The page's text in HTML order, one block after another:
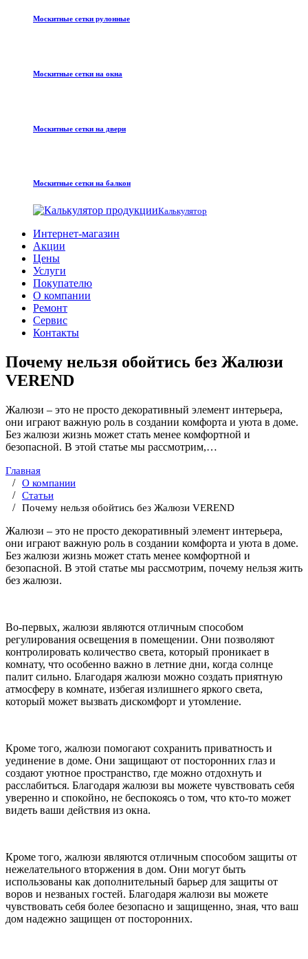
Москитные сетки рулонные
Москитные сетки на окна
Москитные сетки на двери
Москитные сетки на балкон
Калькулятор
Интернет-магазин
Акции
Цены
Услуги
Покупателю
О компании
Ремонт
Сервис
Контакты
Почему нельзя обойтись без Жалюзи
VEREND
Жалюзи – это не просто декоративный элемент интерьера,
они играют важную роль в создании комфорта и уюта в доме.
Без жалюзи жизнь может стать менее комфортной и
безопасной. В этой статье мы рассмотрим,…
Главная
О компании
Статьи
Почему нельзя обойтись без Жалюзи VEREND
Жалюзи – это не просто декоративный элемент интерьера,
они играют важную роль в создании комфорта и уюта в доме.
Без жалюзи жизнь может стать менее комфортной и
безопасной. В этой статье мы рассмотрим, почему нельзя жить
без жалюзи.
Во-первых, жалюзи являются отличным способом
регулирования освещения в помещении. Они позволяют
контролировать количество света, который проникает в
комнату, что особенно важно в летние дни, когда солнце
палит сильно. Благодаря жалюзи можно создать приятную
атмосферу в комнате, избегая излишнего яркого света,
который может вызвать дискомфорт и утомление.
Кроме того, жалюзи помогают сохранить приватность и
уединение в доме. Они защищают от посторонних глаз и
создают уютное пространство, где можно отдохнуть и
расслабиться. Благодаря жалюзи вы можете чувствовать себя
уверенно и спокойно, не беспокоясь о том, что кто-то может
видеть ваши действия из окна.
Кроме того, жалюзи являются отличным способом защиты от
нежелательного вторжения в дом. Они могут быть
использованы как дополнительный барьер для защиты от
воров и незваных гостей. Благодаря жалюзи вы можете
чувствовать себя более безопасно и защищенно, зная, что ваш
дом надежно защищен от посторонних.